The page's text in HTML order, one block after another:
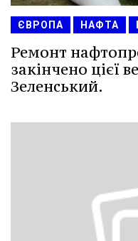
ЄВРОПА НАФТА
Ремонт
закінчено цієї
Зеленський.